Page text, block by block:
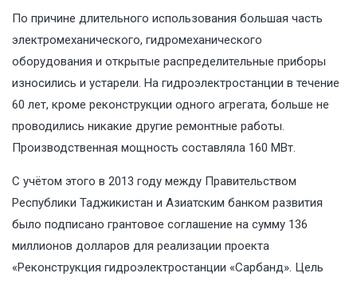
По причине длительного использования большая часть
электромеханического, гидромеханического
оборудования и открытые распределительные приборы
износились и устарели. На гидроэлектростанции в течение
60 лет, кроме реконструкции одного агрегата, больше не
проводились никакие другие ремонтные работы.
Производственная мощность составляла 160 МВт.
С учётом этого в 2013 году между Правительством
Республики Таджикистан и Азиатским банком развития
было подписано грантовое соглашение на сумму 136
миллионов долларов для реализации проекта
«Реконструкция гидроэлектростанции «Сарбанд». Цель